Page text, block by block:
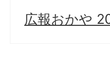
広報おかや